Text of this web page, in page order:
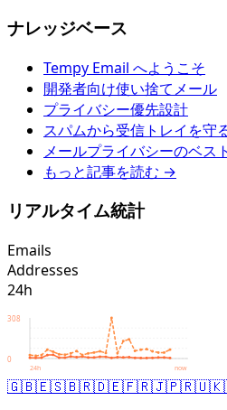
ナレッジベース
Tempy Email へようこそ
開発者向け使い捨てメール
プライバシー優先設計
スパムから受信トレイを守
メールプライバシーのベス
もっと記事を読む →
リアルタイム統計
Emails
Addresses
24h
308
0
24h now
🇬🇧🇪🇸🇧🇷🇩🇪🇫🇷🇯🇵🇷🇺